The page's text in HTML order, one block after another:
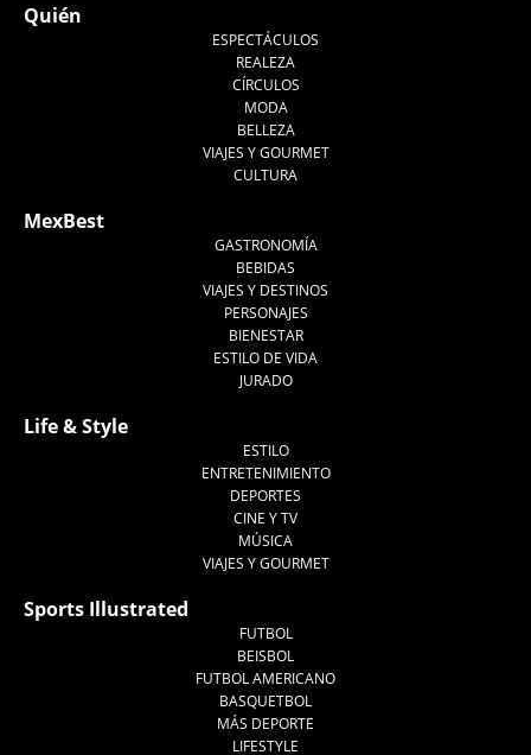
Quién
ESPECTÁCULOS
REALEZA
CÍRCULOS
MODA
BELLEZA
VIAJES Y GOURMET
CULTURA
MexBest
GASTRONOMÍA
BEBIDAS
VIAJES Y DESTINOS
PERSONAJES
BIENESTAR
ESTILO DE VIDA
JURADO
Life & Style
ESTILO
ENTRETENIMIENTO
DEPORTES
CINE Y TV
MÚSICA
VIAJES Y GOURMET
Sports Illustrated
FUTBOL
BEISBOL
FUTBOL AMERICANO
BASQUETBOL
MÁS DEPORTE
LIFESTYLE